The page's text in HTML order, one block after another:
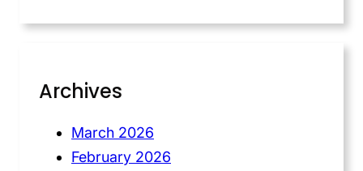
Archives
March 2026
February 2026